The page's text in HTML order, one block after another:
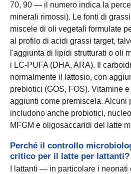
70, 90 — il numero indica la
minerali rimossi). Le fonti di
miscele di oli vegetali formulate
al profilo di acidi grassi target,
l'aggiunta di lipidi strutturati o oli
i LC-PUFA (DHA, ARA). Il
normalmente il lattosio, con
prebiotici (GOS, FOS). Vitamine
aggiunti come premiscela. Alcuni
includono anche probiotici,
MFGM e oligosaccaridi del latte
Perché il controllo
critico per il latte per lattanti?
I lattanti — in particolare i